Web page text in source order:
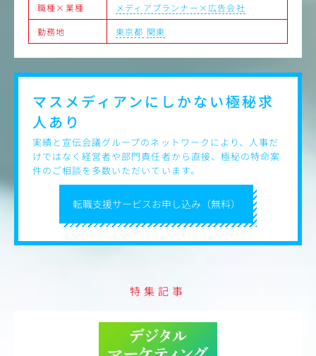
職種×業種
メディアプランナー×広告会社
勤務地
東京都 関東
転職支援サービスお申し込み（無料）
マスメディアンにしかない極秘求
人あり
実績と宣伝会議グループのネットワークにより、人事だ
けではなく経営者や部門責任者から直接、極秘の特命案
件のご相談を多数いただいています。
特集記事